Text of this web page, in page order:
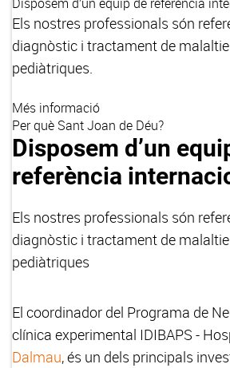
Els nostres professionals són
diagnòstic i tractament de
pediàtriques.
Més informació
Per què Sant Joan de Déu?
Disposem d’un
referència
Els nostres professionals són
diagnòstic i tractament de
pediàtriques
El coordinador del Programa de
clínica experimental IDIBAPS -
Dalmau, és un dels principals